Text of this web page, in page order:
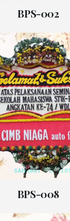
BPS-002
BPS-008